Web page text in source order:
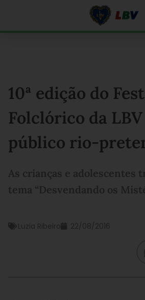
10ª edição do
Folclórico da
público rio-
As crianças e adolescentes
tema “Desvendando os
Luzia Ribeiro 22/08/2016